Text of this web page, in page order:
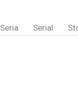
Seria Serial